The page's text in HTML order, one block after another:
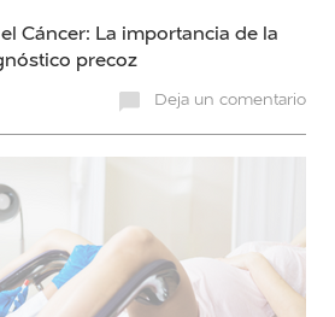
Cáncer: La importancia de la
precoz
Deja un comentario